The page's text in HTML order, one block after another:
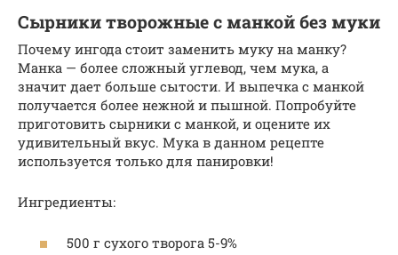
Сырники творожные с манкой без муки
Почему ингода стоит заменить муку на манку?
Манка — более сложный углевод, чем мука, а
значит дает больше сытости. И выпечка с манкой
получается более нежной и пышной. Попробуйте
приготовить сырники с манкой, и оцените их
удивительный вкус. Мука в данном рецепте
используется только для панировки!
Ингредиенты:
500 г сухого творога 5-9%